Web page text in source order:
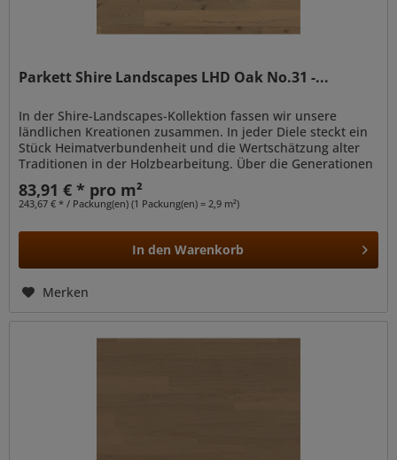
Parkett Shire Landscapes LHD Oak No.31 -...
In der Shire-Landscapes-Kollektion fassen wir unsere
ländlichen Kreationen zusammen. In jeder Diele steckt ein
Stück Heimatverbundenheit und die Wertschätzung alter
Traditionen in der Holzbearbeitung. Über die Generationen
hinaus haben...
83,91 € * pro m²
243,67 € * / Packung(en) (1 Packung(en) = 2,9 m²)
In den Warenkorb
Merken